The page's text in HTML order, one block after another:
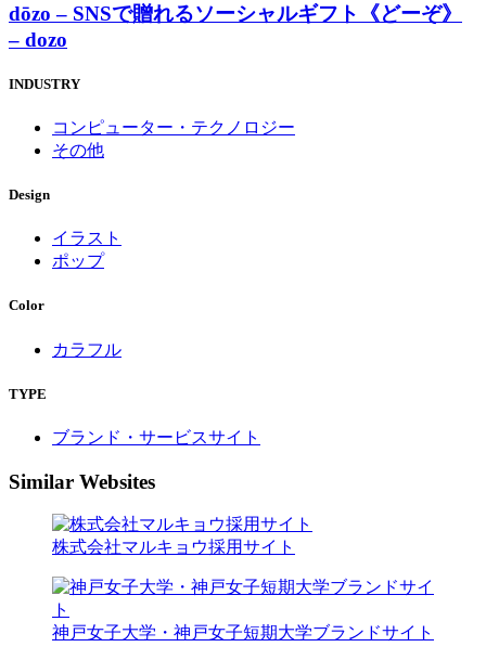
dōzo – SNSで贈れるソーシャルギフト《どーぞ》
– dozo
INDUSTRY
コンピューター・テクノロジー
その他
Design
イラスト
ポップ
Color
カラフル
TYPE
ブランド・サービスサイト
Similar Websites
株式会社マルキョウ採用サイト
神戸女子大学・神戸女子短期大学ブランドサイト